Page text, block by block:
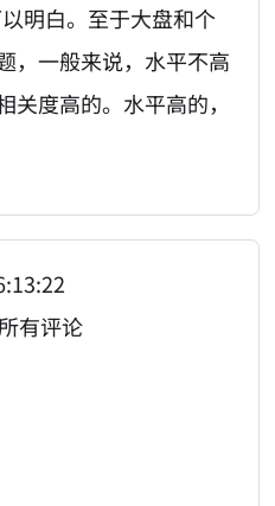
明白。至于大盘和个
，一般来说，水平不高
度高的。水平高的，
有评论